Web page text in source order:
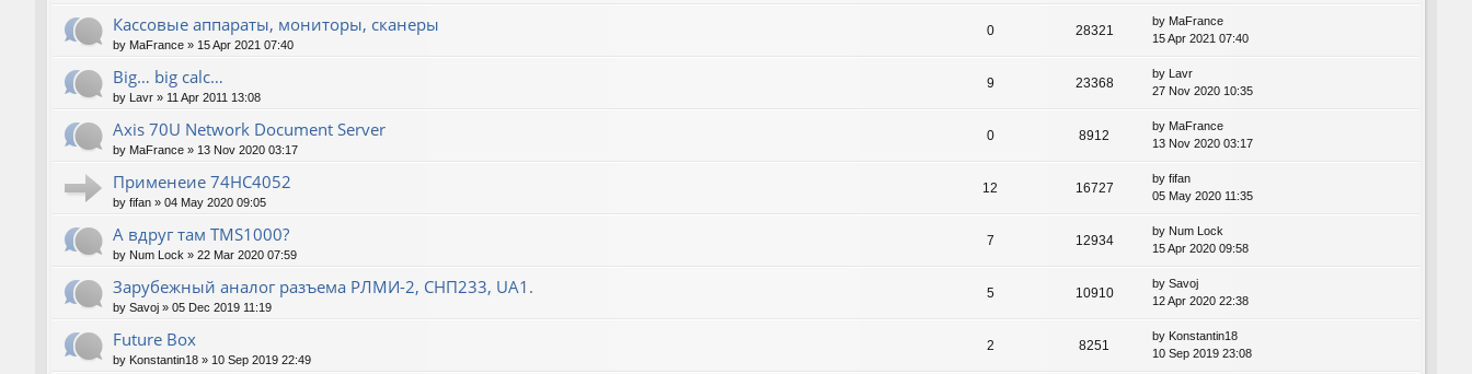
Кассовые аппараты, мониторы, сканеры
by MaFrance » 15 Apr 2021 07:40
0 28321
by MaFrance
15 Apr 2021 07:40
Big… big calc…
by Lavr » 11 Apr 2011 13:08
9 23368
by Lavr
27 Nov 2020 10:35
Axis 70U Network Document Server
by MaFrance » 13 Nov 2020 03:17
0 8912
by MaFrance
13 Nov 2020 03:17
Применеие 74HC4052
by fifan » 04 May 2020 09:05
12 16727
by fifan
05 May 2020 11:35
А вдруг там TMS1000?
by Num Lock » 22 Mar 2020 07:59
7 12934
by Num Lock
15 Apr 2020 09:58
Зарубежный аналог разъема РЛМИ-2, СНП233, UA1.
by Savoj » 05 Dec 2019 11:19
5 10910
by Savoj
12 Apr 2020 22:38
Future Box
by Konstantin18 » 10 Sep 2019 22:49
2 8251
by Konstantin18
10 Sep 2019 23:08